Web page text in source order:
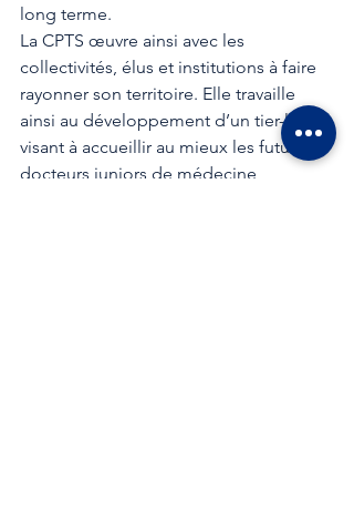
long terme.
La CPTS œuvre ainsi avec les
collectivités, élus et institutions à faire
rayonner son territoire. Elle travaille
ainsi au développement d’un tier-lieu
visant à accueillir au mieux les futurs
docteurs juniors de médecine